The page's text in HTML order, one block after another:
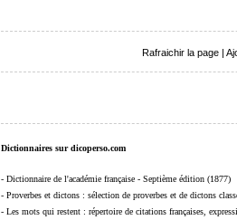
Rafraichir la page
Dictionnaires sur dicoperso.com
- Dictionnaire de l'académie française - Septième édition (1877)
- Proverbes et dictons : sélection de proverbes et de dictons
- Les mots qui restent : répertoire de citations françaises,